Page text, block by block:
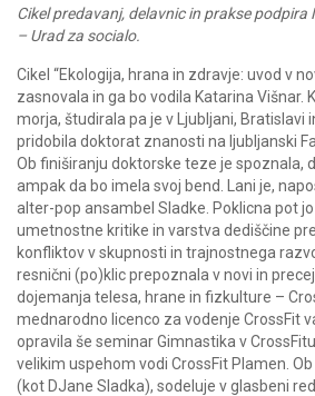
Cikel predavanj, delavnic in prakse
– Urad za socialo.
Cikel “Ekologija, hrana in zdravje: uvod v
zasnovala in ga bo vodila Katarina Višnar.
morja, študirala pa je v Ljubljani, Bratislavi
pridobila doktorat znanosti na ljubljanski
Ob finiširanju doktorske teze je spoznala,
ampak da bo imela svoj bend. Lani je,
alter-pop ansambel Sladke. Poklicna pot
umetnostne kritike in varstva dediščine
konfliktov v skupnosti in trajnostnega
resnični (po)klic prepoznala v novi in
dojemanja telesa, hrane in fizkulture –
mednarodno licenco za vodenje CrossFit
opravila še seminar Gimnastika v
velikim uspehom vodi CrossFit Plamen.
(kot DJane Sladka), sodeluje v glasbeni